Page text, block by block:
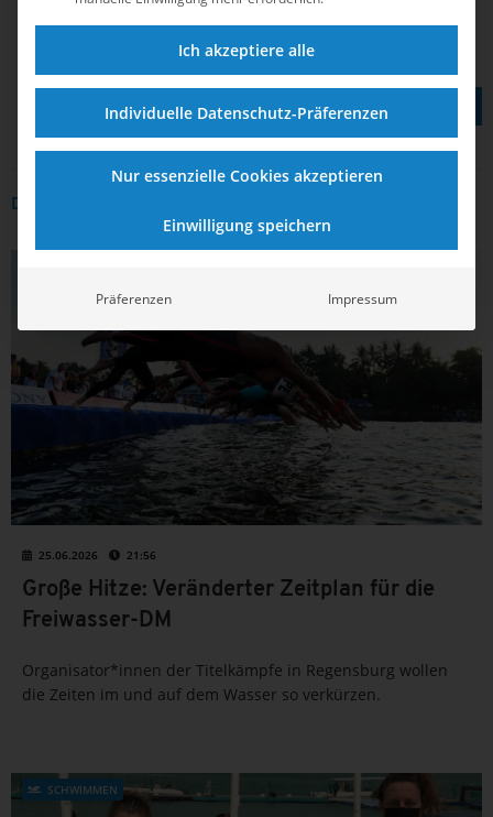
TEILEN AUF
DAS KÖNNTE DICH AUCH INTERRESSIEREN
25.06.2026 21:56
Große Hitze: Veränderter Zeitplan für die
Freiwasser-DM
Organisator*innen der Titelkämpfe in Regensburg wollen
die Zeiten im und auf dem Wasser so verkürzen.
SCHWIMMEN
Ich akzeptiere alle
Individuelle Datenschutz-Präferenzen
Nur essenzielle Cookies akzeptieren
Einwilligung speichern
Präferenzen Impressum